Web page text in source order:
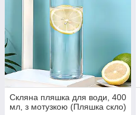
Скляна пляшка для води, 400
мл, з мотузкою (Пляшка скло)